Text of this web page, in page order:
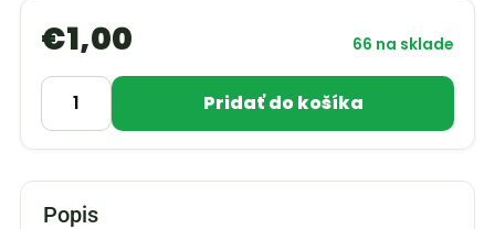
€1,00 66 na sklade
Pridať do košíka
Popis